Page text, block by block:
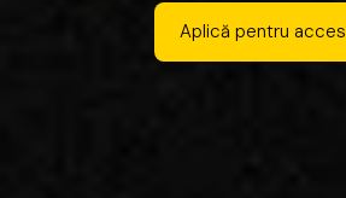
Aplică pentru acces